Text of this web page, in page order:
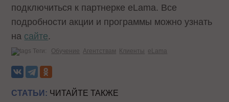
подключиться к партнерке eLama. Все
подробности акции и программы можно узнать
на сайте.
Теги: Обучение Агентствам Клиенты eLama
СТАТЬИ: ЧИТАЙТЕ ТАКЖЕ